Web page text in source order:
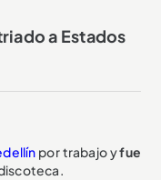
a Estados
por trabajo yfue